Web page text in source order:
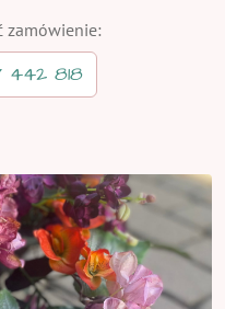
zamówienie:
442 818